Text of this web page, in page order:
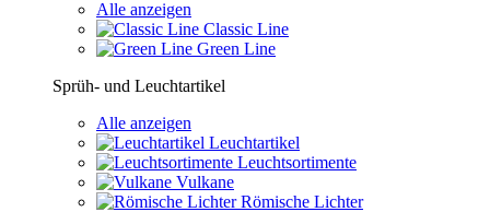
Alle anzeigen
Classic Line
Green Line
Sprüh- und Leuchtartikel
Alle anzeigen
Leuchtartikel
Leuchtsortimente
Vulkane
Römische Lichter